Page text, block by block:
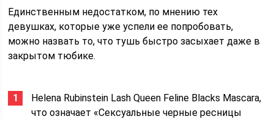
Единственным недостатком, по мнению тех
девушках, которые уже успели ее попробовать,
можно назвать то, что тушь быстро засыхает даже в
закрытом тюбике.
Helena Rubinstein Lash Queen Feline Blacks Mascara,
что означает «Сексуальные черные ресницы